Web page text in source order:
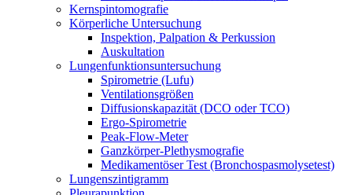
Kernspintomografie
Körperliche Untersuchung
Inspektion, Palpation & Perkussion
Auskultation
Lungenfunktionsuntersuchung
Spirometrie (Lufu)
Ventilationsgrößen
Diffusionskapazität (DCO oder TCO)
Ergo-Spirometrie
Peak-Flow-Meter
Ganzkörper-Plethysmografie
Medikamentöser Test (Bronchospasmolysetest)
Lungenszintigramm